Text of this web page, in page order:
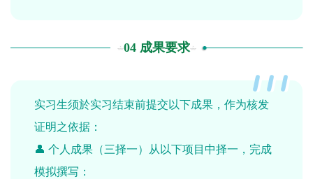
04 成果要求
实习生须於实习结束前提交以下成果，作为核发
证明之依据：
👤 个人成果（三择一）从以下项目中择一，完成
模拟撰写：